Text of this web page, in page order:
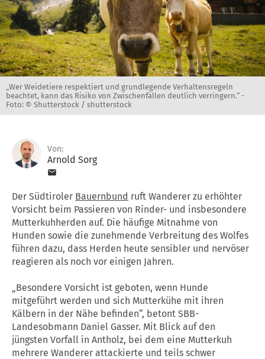
„Wer Weidetiere respektiert und grundlegende Verhaltensregeln
beachtet, kann das Risiko von Zwischenfällen deutlich verringern.“ -
Foto: © Shutterstock / shutterstock
Von:
Arnold Sorg
Der Südtiroler Bauernbund ruft Wanderer zu erhöhter
Vorsicht beim Passieren von Rinder- und insbesondere
Mutterkuhherden auf. Die häufige Mitnahme von
Hunden sowie die zunehmende Verbreitung des Wolfes
führen dazu, dass Herden heute sensibler und nervöser
reagieren als noch vor einigen Jahren.
„Besondere Vorsicht ist geboten, wenn Hunde
mitgeführt werden und sich Mutterkühe mit ihren
Kälbern in der Nähe befinden“, betont SBB-
Landesobmann Daniel Gasser. Mit Blick auf den
jüngsten Vorfall in Antholz, bei dem eine Mutterkuh
mehrere Wanderer attackierte und teils schwer